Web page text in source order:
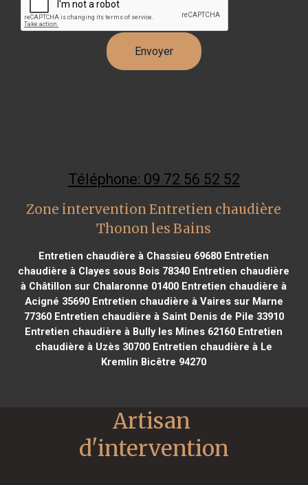
Téléphone: 09 72 56 52 52
Zone intervention Entretien chaudière
Thonon les Bains
Entretien chaudière à Chassieu 69680 Entretien
chaudière à Clayes sous Bois 78340 Entretien chaudière
à Châtillon sur Chalaronne 01400 Entretien chaudière à
Acigné 35690Entretien chaudière à Vaires sur Marne
77360Entretien chaudière à Saint Denis de Pile 33910
Entretien chaudière à Bully les Mines 62160 Entretien
chaudière à Uzès 30700 Entretien chaudière à Le
Kremlin Bicêtre 94270
Artisan
d'intervention